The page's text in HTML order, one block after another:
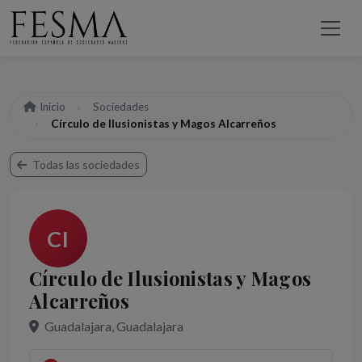
Inicio
Sociedades
Círculo de Ilusionistas y Magos Alcarreños
Todas las sociedades
CI
Círculo de Ilusionistas y Magos
Alcarreños
Guadalajara, Guadalajara